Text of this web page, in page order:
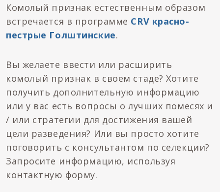
Комолый признак естественным образом
встречается в программе CRV красно-
пестрые Голштинские.
Вы желаете ввести или расширить
комолый признак в своем стаде? Хотите
получить дополнительную информацию
или у вас есть вопросы о лучших помесях и
/ или стратегии для достижения вашей
цели разведения? Или вы просто хотите
поговорить с консультантом по селекции?
Запросите информацию, используя
контактную форму.